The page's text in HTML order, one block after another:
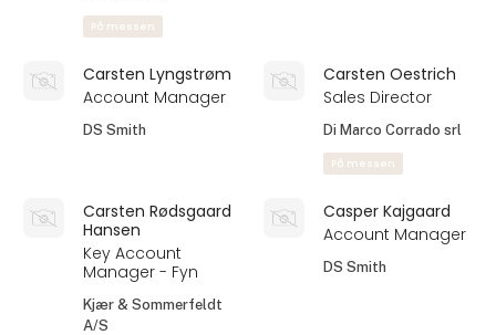
På messen
Carsten Lyngstrøm
Account Manager
DS Smith
Carsten Oestrich
Sales Director
Di Marco Corrado srl
På messen
Carsten Rødsgaard
Hansen
Key Account
Manager - Fyn
Kjær & Sommerfeldt
A/S
Casper Kajgaard
Account Manager
DS Smith